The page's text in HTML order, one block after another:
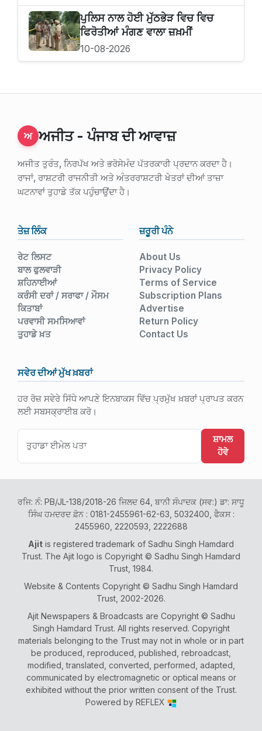
ਪੁਲਿਸ ਨਾਲ ਹੋਈ ਮੁੱਠਭੇੜ ਵਿਚ ਵਿਚ
ਫਿਰੋਤੀਆਂ ਮੰਗਣ ਵਾਲਾ ਜ਼ਖ਼ਮੀਂ
10-08-2026
ਅ ਅਜੀਤ - ਪੰਜਾਬ ਦੀ ਆਵਾਜ਼
ਅਜੀਤ ਤੁਰੰਤ, ਨਿਰਪੱਖ ਅਤੇ ਭਰੋਸੇਮੰਦ ਪੱਤਰਕਾਰੀ ਪ੍ਰਦਾਨ ਕਰਦਾ ਹੈ।
ਰਾਜਾਂ, ਰਾਸ਼ਟਰੀ ਰਾਜਨੀਤੀ ਅਤੇ ਅੰਤਰਰਾਸ਼ਟਰੀ ਖੇਤਰਾਂ ਦੀਆਂ ਤਾਜ਼ਾ
ਘਟਨਾਵਾਂ ਤੁਹਾਡੇ ਤੱਕ ਪਹੁੰਚਾਉਂਦਾ ਹੈ।
ਤੇਜ਼ ਲਿੰਕ
ਰੇਟ ਲਿਸਟ
ਬਾਲ ਫੁਲਵਾੜੀ
ਸ਼ਹਿਨਾਈਆਂ
ਕਰੰਸੀ ਦਰਾਂ / ਸਰਾਫਾ / ਮੌਸਮ
ਕਿਤਾਬਾਂ
ਪਰਵਾਸੀ ਸਮਸਿਆਵਾਂ
ਤੁਹਾਡੇ ਖ਼ਤ
ਜ਼ਰੂਰੀ ਪੰਨੇ
About Us
Privacy Policy
Terms of Service
Subscription Plans
Advertise
Return Policy
Contact Us
ਸਵੇਰ ਦੀਆਂ ਮੁੱਖ ਖ਼ਬਰਾਂ
ਹਰ ਰੋਜ਼ ਸਵੇਰੇ ਸਿੱਧੇ ਆਪਣੇ ਇਨਬਾਕਸ ਵਿੱਚ ਪ੍ਰਮੁੱਖ ਖ਼ਬਰਾਂ ਪ੍ਰਾਪਤ ਕਰਨ
ਲਈ ਸਬਸਕ੍ਰਾਈਬ ਕਰੋ।
ਸ਼ਾਮਲ
ਹੋਵੋ
ਰਜਿ: ਨੰ: PB/JL-138/2018-26 ਜਿਲਦ 64, ਬਾਨੀ ਸੰਪਾਦਕ (ਸਵ:) ਡਾ: ਸਾਧੂ
ਸਿੰਘ ਹਮਦਰਦ ਫ਼ੋਨ : 0181-2455961-62-63, 5032400, ਫੈਕਸ :
2455960, 2220593, 2222688
Ajit is registered trademark of Sadhu Singh Hamdard
Trust. The Ajit logo is Copyright © Sadhu Singh Hamdard
Trust, 1984.
Website & Contents Copyright © Sadhu Singh Hamdard
Trust, 2002-2026.
Ajit Newspapers & Broadcasts are Copyright © Sadhu
Singh Hamdard Trust. All rights reserved. Copyright
materials belonging to the Trust may not in whole or in part
be produced, reproduced, published, rebroadcast,
modified, translated, converted, performed, adapted,
communicated by electromagnetic or optical means or
exhibited without the prior written consent of the Trust.
Powered by REFLEX